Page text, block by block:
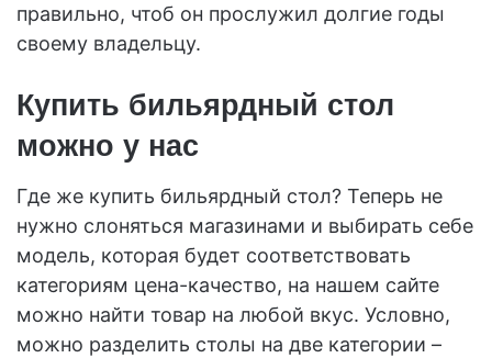
правильно, чтоб он прослужил долгие годы
своему владельцу.
Купить бильярдный стол
можно у нас
Где же купить бильярдный стол? Теперь не
нужно слоняться магазинами и выбирать себе
модель, которая будет соответствовать
категориям цена-качество, на нашем сайте
можно найти товар на любой вкус. Условно,
можно разделить столы на две категории –